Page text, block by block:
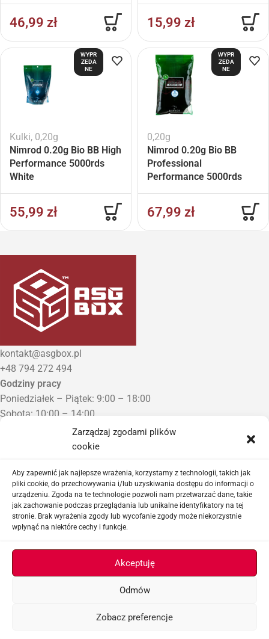
Zarządzaj zgodami plików
cookie
Aby zapewnić jak najlepsze wrażenia, korzystamy z technologii, takich jak
pliki cookie, do przechowywania i/lub uzyskiwania dostępu do informacji o
urządzeniu. Zgoda na te technologie pozwoli nam przetwarzać dane, takie
jak zachowanie podczas przeglądania lub unikalne identyfikatory na tej
stronie. Brak wyrażenia zgody lub wycofanie zgody może niekorzystnie
wpłynąć na niektóre cechy i funkcje.
Akceptuję
Odmów
Zobacz preferencje
46,99 zł 15,99 zł
WYPR
ZEDA
NE
Kulki, 0,20g
Nimrod 0.20g Bio BB High
Performance 5000rds
White
55,99 zł
WYPR
ZEDA
NE
0,20g
Nimrod 0.20g Bio BB
Professional
Performance 5000rds
67,99 zł
kontakt@asgbox.pl
+48 794 272 494
Godziny pracy
Poniedziałek – Piątek: 9:00 – 18:00
Sobota: 10:00 – 14:00
Niedziela: Zamknięte
Punkt Odbioru zamówień
Proszę o wcześniejszy kontakt telefoniczny
Sklep airsoftowy i serwis replik ASG